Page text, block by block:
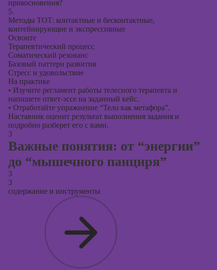
прикосновения?
5.
Методы ТОТ: контактные и бесконтактные,
контейнирующие и экспрессивные
Освоите
Терапевтический процесс
Соматический резонанс
Базовый паттерн развития
Стресс и удовольствие
На практике
• Изучите регламент работы телесного терапевта и
напишете ответ-эссе на заданный кейс.
• Отработайте упражнение “Тело как метафора”.
Наставник оценит результат выполнения задания и
подробно разберет его с вами.
3
Важные понятия: от “энергии”
до “мышечного панциря”
3
3
содержание и инструменты